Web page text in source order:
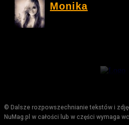
Monika
© Dalsze rozpowszechnianie tekstów i
NuMag.pl w całości lub w części wymaga